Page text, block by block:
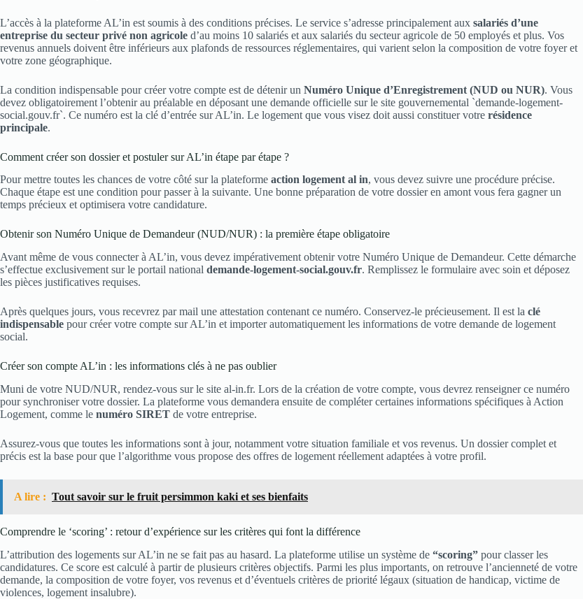
L’accès à la plateforme AL’in est soumis à des conditions précises. Le service s’adresse principalement aux salariés d’une
entreprise du secteur privé non agricole d’au moins 10 salariés et aux salariés du secteur agricole de 50 employés et plus. Vos
revenus annuels doivent être inférieurs aux plafonds de ressources réglementaires, qui varient selon la composition de votre foyer et
votre zone géographique.
La condition indispensable pour créer votre compte est de détenir un Numéro Unique d’Enregistrement (NUD ou NUR). Vous
devez obligatoirement l’obtenir au préalable en déposant une demande officielle sur le site gouvernemental `demande-logement-
social.gouv.fr`. Ce numéro est la clé d’entrée sur AL’in. Le logement que vous visez doit aussi constituer votre résidence
principale.
Comment créer son dossier et postuler sur AL’in étape par étape ?
Pour mettre toutes les chances de votre côté sur la plateforme action logement al in, vous devez suivre une procédure précise.
Chaque étape est une condition pour passer à la suivante. Une bonne préparation de votre dossier en amont vous fera gagner un
temps précieux et optimisera votre candidature.
Obtenir son Numéro Unique de Demandeur (NUD/NUR) : la première étape obligatoire
Avant même de vous connecter à AL’in, vous devez impérativement obtenir votre Numéro Unique de Demandeur. Cette démarche
s’effectue exclusivement sur le portail national demande-logement-social.gouv.fr. Remplissez le formulaire avec soin et déposez
les pièces justificatives requises.
Après quelques jours, vous recevrez par mail une attestation contenant ce numéro. Conservez-le précieusement. Il est la clé
indispensable pour créer votre compte sur AL’in et importer automatiquement les informations de votre demande de logement
social.
Créer son compte AL’in : les informations clés à ne pas oublier
Muni de votre NUD/NUR, rendez-vous sur le site al-in.fr. Lors de la création de votre compte, vous devrez renseigner ce numéro
pour synchroniser votre dossier. La plateforme vous demandera ensuite de compléter certaines informations spécifiques à Action
Logement, comme le numéro SIRET de votre entreprise.
Assurez-vous que toutes les informations sont à jour, notamment votre situation familiale et vos revenus. Un dossier complet et
précis est la base pour que l’algorithme vous propose des offres de logement réellement adaptées à votre profil.
A lire : Tout savoir sur le fruit persimmon kaki et ses bienfaits
Comprendre le ‘scoring’ : retour d’expérience sur les critères qui font la différence
L’attribution des logements sur AL’in ne se fait pas au hasard. La plateforme utilise un système de “scoring” pour classer les
candidatures. Ce score est calculé à partir de plusieurs critères objectifs. Parmi les plus importants, on retrouve l’ancienneté de votre
demande, la composition de votre foyer, vos revenus et d’éventuels critères de priorité légaux (situation de handicap, victime de
violences, logement insalubre).